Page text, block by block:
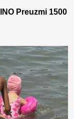
Preuzmi 1500